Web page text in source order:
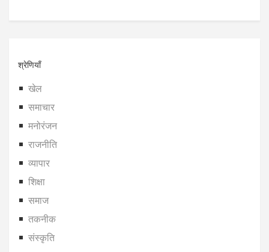
श्रेणियाँ
खेल
समाचार
मनोरंजन
राजनीति
व्यापार
शिक्षा
समाज
तकनीक
संस्कृति